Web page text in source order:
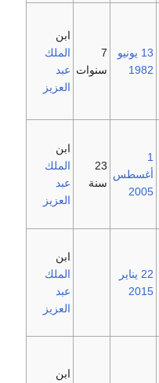
13 يونيو
1982
7
سنوات
ابن
الملك
عبد
العزيز
1
أغسطس
2005
23
سنة
ابن
الملك
عبد
العزيز
22 يناير
2015
ابن
الملك
عبد
العزيز
ابن